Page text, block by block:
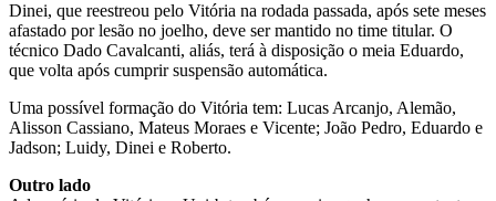
Dinei, que reestreou pelo Vitória na rodada passada, após sete meses
afastado por lesão no joelho, deve ser mantido no time titular. O
técnico Dado Cavalcanti, aliás, terá à disposição o meia Eduardo,
que volta após cumprir suspensão automática.
Uma possível formação do Vitória tem: Lucas Arcanjo, Alemão,
Alisson Cassiano, Mateus Moraes e Vicente; João Pedro, Eduardo e
Jadson; Luidy, Dinei e Roberto.
Outro lado